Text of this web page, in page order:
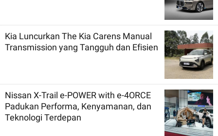
Kia Luncurkan The Kia Carens Manual
Transmission yang Tangguh dan Efisien
Nissan X-Trail e-POWER with e-4ORCE
Padukan Performa, Kenyamanan, dan
Teknologi Terdepan